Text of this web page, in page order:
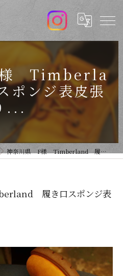
様 Timberla
ンジ表皮張
...
神奈川県 F様 Timberland 履き口スポンジ表皮張り...
履き口スポンジ表